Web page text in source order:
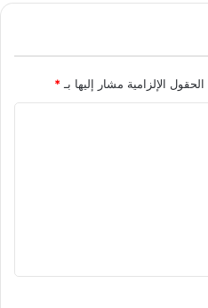
الحقول الإلزامية مشار إليها بـ*